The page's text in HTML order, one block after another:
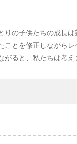
の子供たちの成長は
とを修正しながら
ると、私たちは考え